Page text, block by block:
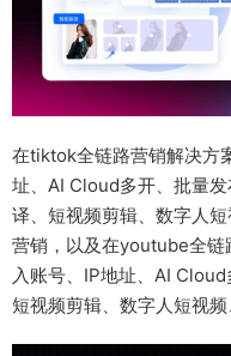
在tiktok全链路营销解决方
址、AI Cloud多开、批量
译、短视频剪辑、数字人
营销，以及在youtube全链
入账号、IP地址、AI Cloud
短视频剪辑、数字人短视频